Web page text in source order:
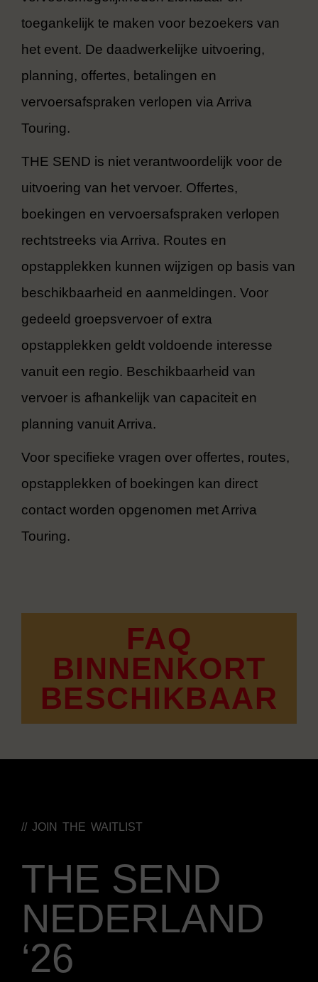
toegankelijk te maken voor bezoekers van
het event. De daadwerkelijke uitvoering,
planning, offertes, betalingen en
vervoersafspraken verlopen via Arriva
Touring.
THE SEND is niet verantwoordelijk voor de
uitvoering van het vervoer. Offertes,
boekingen en vervoersafspraken verlopen
rechtstreeks via Arriva. Routes en
opstapplekken kunnen wijzigen op basis van
beschikbaarheid en aanmeldingen. Voor
gedeeld groepsvervoer of extra
opstapplekken geldt voldoende interesse
vanuit een regio. Beschikbaarheid van
vervoer is afhankelijk van capaciteit en
planning vanuit Arriva.
Voor specifieke vragen over offertes, routes,
opstapplekken of boekingen kan direct
contact worden opgenomen met Arriva
Touring.
FAQ
BINNENKORT
BESCHIKBAAR
// JOIN THE WAITLIST
THE SEND
NEDERLAND
‘26